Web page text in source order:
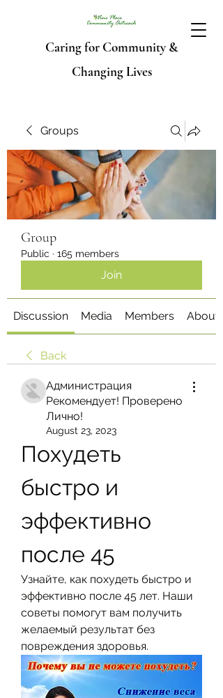
Caring for Community &
Changing Lives
Groups
Group
Public · 165 members
Join
Discussion Media Members About
Back
Администрация
Рекомендует! Проверено
Лично!
August 23, 2023
Похудеть
быстро и
эффективно
после 45
Узнайте, как похудеть быстро и
эффективно после 45 лет. Наши
советы помогут вам получить
желаемый результат без
повреждения здоровья.